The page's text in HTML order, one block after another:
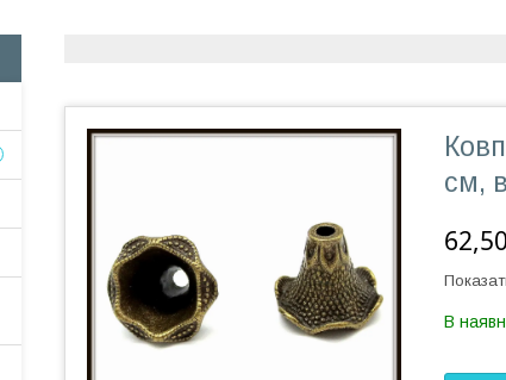
см,
В